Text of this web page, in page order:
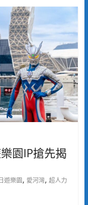
園IP搶先揭
遊樂園, 愛河灣, 超人力